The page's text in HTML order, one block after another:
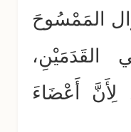
المَمْسُوحَ
القَدَمَيْنِ،
لِأَنَّ أَعْضَاءَ